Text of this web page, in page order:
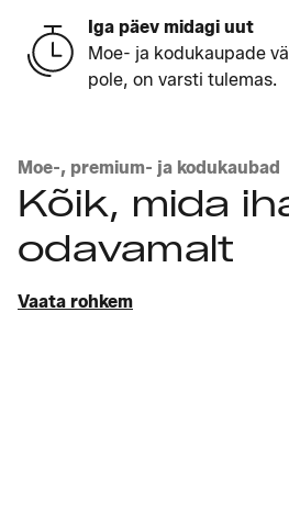
Iga päev midagi uut
Moe- ja kodukaupade
pole, on varsti tulemas.
Moe-, premium- ja kodukaubad
Kõik, mida
odavamalt
Vaata rohkem